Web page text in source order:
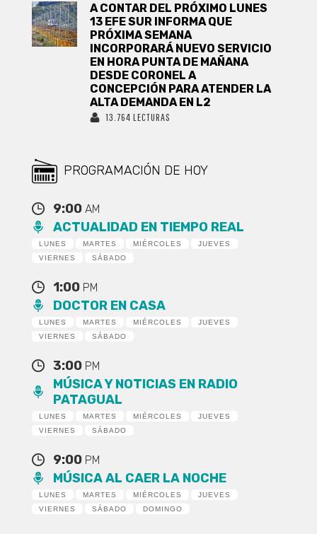
A CONTAR DEL PRÓXIMO LUNES
13 EFE SUR INFORMA QUE
PRÓXIMA SEMANA
INCORPORARÁ NUEVO SERVICIO
EN HORA PUNTA DE MAÑANA
DESDE CORONEL A
CONCEPCIÓN PARA ATENDER LA
ALTA DEMANDA EN L2
13.764 LECTURAS
PROGRAMACIÓN DE HOY
9:00 AM
ACTUALIDAD EN TIEMPO REAL
LUNES MARTES MIÉRCOLES
JUEVES
VIERNES
SÁBADO
1:00 PM
DOCTOR EN CASA
LUNES MARTES MIÉRCOLES
JUEVES
VIERNES
SÁBADO
3:00 PM
MÚSICA Y NOTICIAS EN RADIO
PATAGUAL
LUNES MARTES MIÉRCOLES
JUEVES
VIERNES
SÁBADO
9:00 PM
MÚSICA AL CAER LA NOCHE
LUNES MARTES MIÉRCOLES
JUEVES
VIERNES
SÁBADO DOMINGO